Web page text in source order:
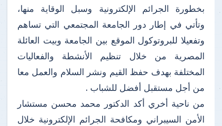
بخطورة الجرائم الإلكترونية وسبل الوقاية منها،
وتأتي في إطار دور الجامعة المجتمعي التي تساهم
وتفعيلا للبروتوكول الموقع بين الجامعة وبيت العائلة
المصرية من خلال تنظيم الأنشطة والفعاليات
المختلفة بهدف حفظ القيم ونشر السلام والعمل معا
من أجل مستقبل أفضل للشباب .
من ناحية أخري أكد الدكتور محمد محسن مستشار
الأمن السيبراني ومكافحة الجرائم الإلكترونية خلال